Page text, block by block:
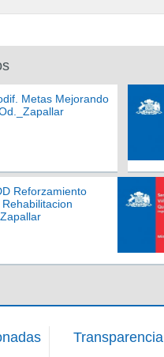
Metas Mejorando
Reforzamiento
Rehabilitacion
Transparencia